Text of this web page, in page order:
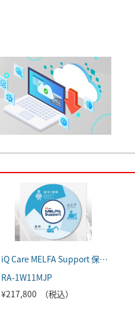
iQ Care MELFA Support 保証延長プラン（1年延長）＋点検サービスプラン（軽点検）
RA-1W11MJP
¥217,800 （税込）